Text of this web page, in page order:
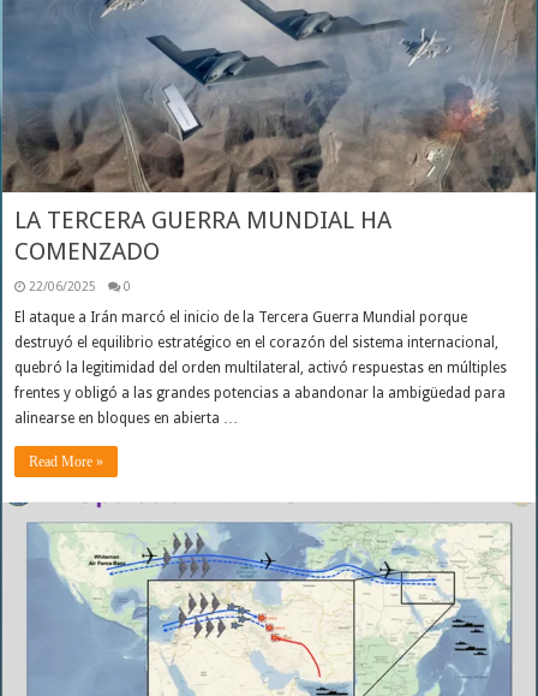
LA TERCERA GUERRA MUNDIAL HA
COMENZADO
22/06/2025 0
El ataque a Irán marcó el inicio de la Tercera Guerra Mundial porque
destruyó el equilibrio estratégico en el corazón del sistema internacional,
quebró la legitimidad del orden multilateral, activó respuestas en múltiples
frentes y obligó a las grandes potencias a abandonar la ambigüedad para
alinearse en bloques en abierta …
Read More »